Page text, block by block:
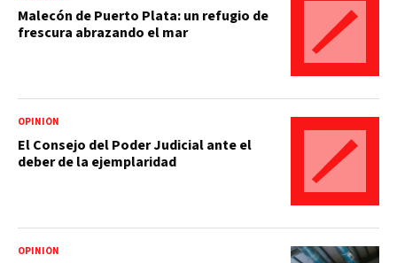
Malecón de Puerto Plata: un refugio de
frescura abrazando el mar
OPINIÓN
El Consejo del Poder Judicial ante el
deber de la ejemplaridad
OPINIÓN